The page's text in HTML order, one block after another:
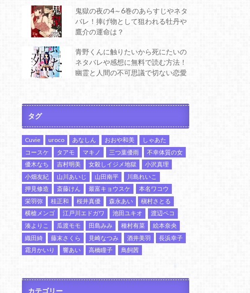
鬼獄の夜の4～6巻のあらすじやネタ
バレ！捧げ物として狙われる牡丹や
鷹介の運命は？
青野くんに触りたいから死にたいの
ネタバレや感想に無料で読む方法！
幽霊と人間の不可思議で切ない恋愛
タグ
Cuvie uroco あなしん おおや和美
しゃあた
コースケ
タアモ マキノ 三つ葉優雨
不幸体質の女
優木なち
吉村明美 女殺しイジメ地獄
小沢真理
小畑友紀
山川あいじ 山田南平
川島れいこ
押見修造
斎藤けん 最富キョウスケ
本名ワコウ
栄羽弥
桂正和 桜井真優 森永あい
槇村さとる
横槍メンゴ
江戸川エドガワ 池田ユキオ
渡辺ペコ
湊よりこ
瓜渡モモ 田島みみ 種村有菜
絵本奈央
織田綺
藤末さくら 見崎なつみ 酒井美羽
長浜幸子
霜月かいり
響あい 高橋瞳子 鳥飼茜
カテゴリー